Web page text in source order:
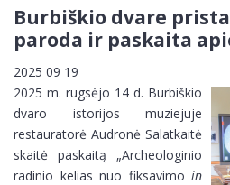
Darbo laikas
Kontaktai
Kaip mus rasti?
Muziejaus
Ekspozicijos
Bilietų kainos
Kontaktai
Burbiškio dvare
paroda ir paskaita
2025 09 19
2025 m. rugsėjo 14 d. Burbiškio
dvaro istorijos muziejuje
restauratorė Audronė Salatkaitė
skaitė paskaitą „Archeologinio
radinio kelias nuo fiksavimo in